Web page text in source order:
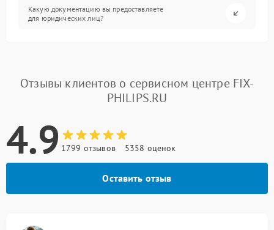
Какую документацию вы предоставляете
для юридических лиц?
Отзывы клиентов о сервисном центре FIX-
PHILIPS.RU
4.9 1799 отзывов 5358 оценок
Оставить отзыв